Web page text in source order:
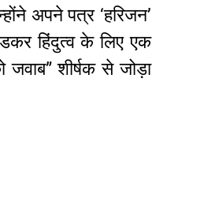
अपने पत्र ‘हरिजन’
हिंदुत्व के लिए एक
शीर्षक से जोड़ा